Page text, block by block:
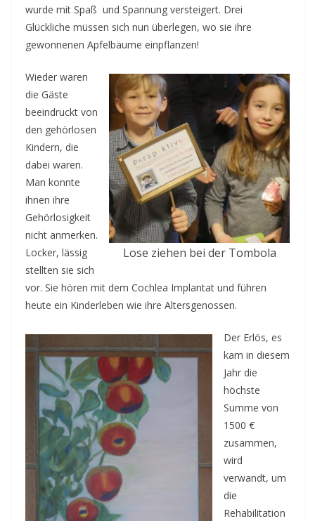
wurde mit Spaß und Spannung versteigert. Drei
Glückliche müssen sich nun überlegen, wo sie ihre
gewonnenen Apfelbäume einpflanzen!
Lose ziehen bei der Tombola
Wieder waren
die Gäste
beeindruckt von
den gehörlosen
Kindern, die
dabei waren.
Man konnte
ihnen ihre
Gehörlosigkeit
nicht anmerken.
Locker, lässig
stellten sie sich
vor. Sie hören mit dem Cochlea Implantat und führen
heute ein Kinderleben wie ihre Altersgenossen.
Der Erlös, es
kam in diesem
Jahr die
höchste
Summe von
1500 €
zusammen,
wird
verwandt, um
die
Rehabilitation